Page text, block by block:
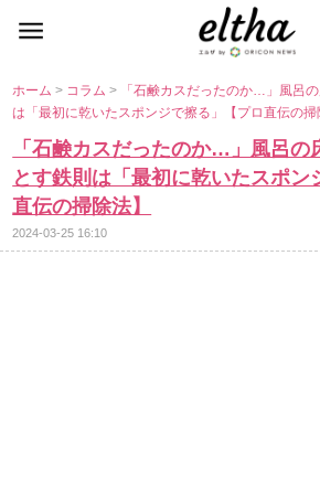
ホーム> コラム>
「石鹸カスだったのか…」風呂
は「最初に乾いたスポンジで擦る」【プロ直伝の
「石鹸カスだったのか…」風呂の
とす鉄則は「最初に乾いたスポン
直伝の掃除法】
2024-03-25 16:10